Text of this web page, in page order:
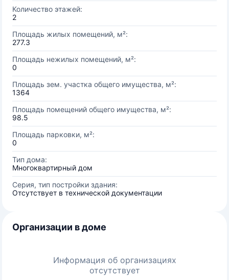
Количество этажей:
2
Площадь жилых помещений, м²:
277.3
Площадь нежилых помещений, м²:
0
Площадь зем. участка общего имущества, м²:
1364
Площадь помещений общего имущества, м²:
98.5
Площадь парковки, м²:
0
Тип дома:
Многоквартирный дом
Серия, тип постройки здания:
Отсутствует в технической документации
Организации в доме
Информация об организациях
отсутствует